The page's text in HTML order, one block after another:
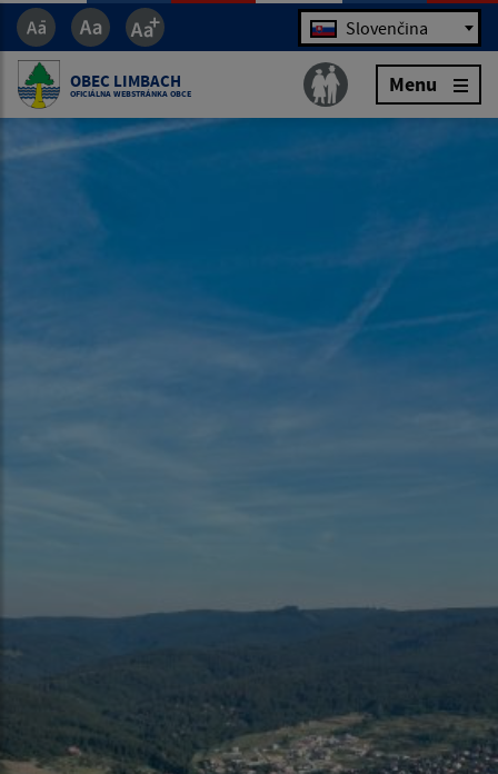
Jazyk Slovenčina
OBEC LIMBACH
OFICIÁLNA WEBSTRÁNKA OBCE Menu